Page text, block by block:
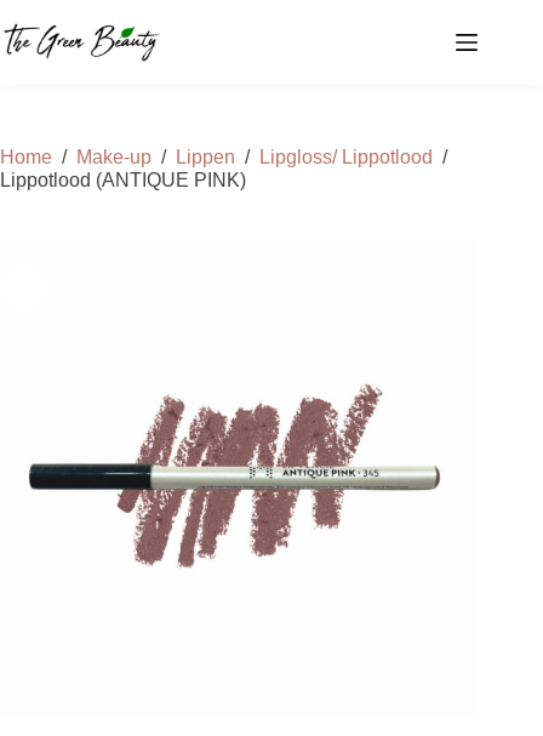
naar
de
Home / Make-up / Lippen / Lipgloss/ Lippotlood /
Lippotlood (ANTIQUE PINK)